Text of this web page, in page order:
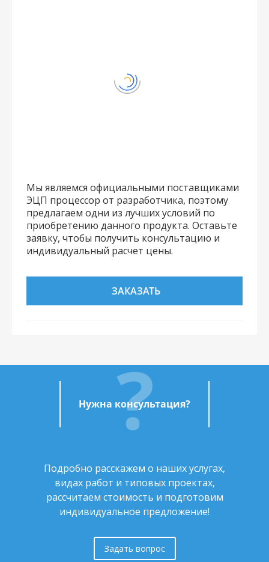
Мы являемся официальными поставщиками
ЭЦП процессор от разработчика, поэтому
предлагаем одни из лучших условий по
приобретению данного продукта. Оставьте
заявку, чтобы получить консультацию и
индивидуальный расчет цены.
ЗАКАЗАТЬ
Нужна консультация?
Подробно расскажем о наших услугах,
видах работ и типовых проектах,
рассчитаем стоимость и подготовим
индивидуальное предложение!
Задать вопрос